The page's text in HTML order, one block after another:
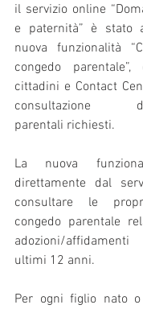
il servizio online
e paternità” è stato
nuova funzionalità
congedo
cittadini e Contact
consultazione
parentali richiesti.
La nuova
direttamente dal
consultare le
congedo parentale
adozioni/
ultimi 12 anni.
Per ogni figlio nato